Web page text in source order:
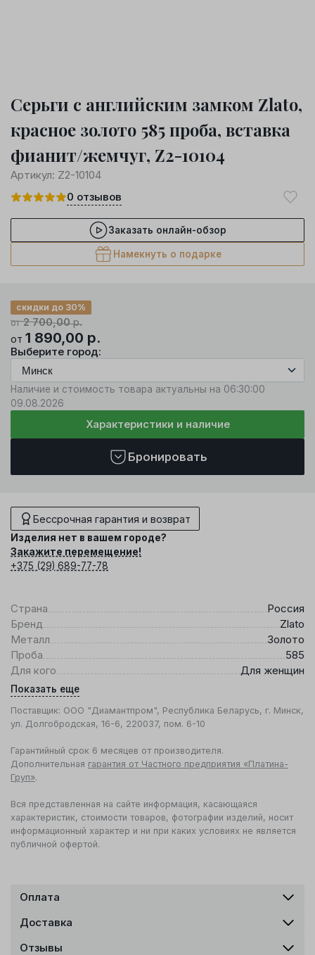
Серьги с английским замком Zlato,
красное золото 585 проба, вставка
фианит/жемчуг, Z2-10104
Артикул: Z2-10104
0 отзывов
Заказать онлайн-обзор
Намекнуть о подарке
от2 700,00р.
скидки до 30%
от 1 890,00 р.
Выберите город:
Наличие и стоимость товара актуальны на 06:30:00
09.08.2026
Характеристики и наличие
Бронировать
Бессрочная гарантия и возврат
Изделия нет в вашем городе?
Закажите перемещение!
+375 (29) 689-77-78
Страна
Россия
Бренд
Zlato
Металл
Золото
Проба
585
Для кого
Для женщин
Показать еще
Поставщик: ООО "Диамантпром", Республика Беларусь, г. Минск,
ул. Долгобродская, 16-6, 220037, пом. 6-10
Гарантийный срок 6 месяцев от производителя.
Дополнительная гарантия от Частного предприятия «Платина-
Груп».
Вся представленная на сайте информация, касающаяся
характеристик, стоимости товаров, фотографии изделий, носит
информационный характер и ни при каких условиях не является
публичной офертой.
Оплата
Доставка
Отзывы